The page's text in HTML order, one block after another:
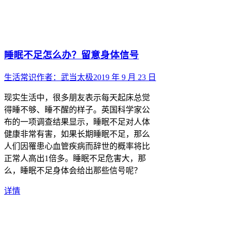
睡眠不足怎么办？留意身体信号
生活常识作者： 武当太极2019 年 9 月 23 日
现实生活中，很多朋友表示每天起床总觉
得睡不够、睡不醒的样子。英国科学家公
布的一项调查结果显示，睡眠不足对人体
健康非常有害，如果长期睡眠不足，那么
人们因罹患心血管疾病而辞世的概率将比
正常人高出1倍多。睡眠不足危害大，那
么，睡眠不足身体会给出那些信号呢？
详情